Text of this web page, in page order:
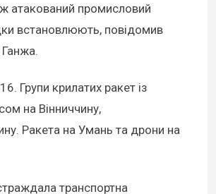
атакований промисловий
встановлюють, повідомив
. Групи крилатих ракет із
на Вінниччину,
Ракета на Умань та дрони на
транспортна